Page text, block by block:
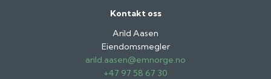
Kontakt oss
Arild Aasen
Eiendomsmegler
arild.aasen@emnorge.no
+47 97 58 67 30